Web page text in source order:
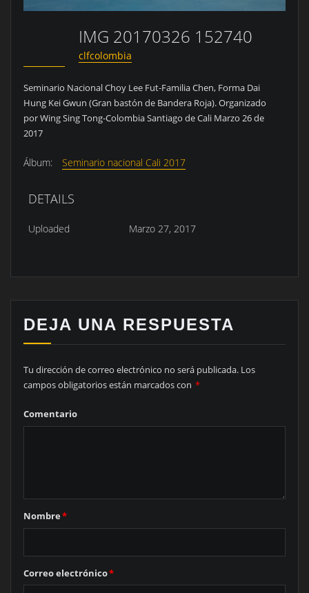
IMG 20170326 152740
clfcolombia
Seminario Nacional Choy Lee Fut-Familia Chen, Forma Dai
Hung Kei Gwun (Gran bastón de Bandera Roja). Organizado
por Wing Sing Tong-Colombia Santiago de Cali Marzo 26 de
2017
Álbum: Seminario nacional Cali 2017
DETAILS
Uploaded Marzo 27, 2017
DEJA UNA RESPUESTA
Tu dirección de correo electrónico no será publicada. Los
campos obligatorios están marcados con *
Comentario
Nombre*
Correo electrónico*